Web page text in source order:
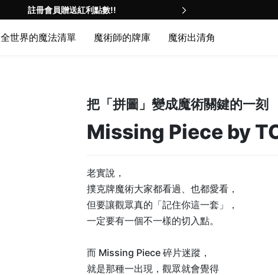
註冊會員贈送紅利點數!!
全世界的魔法清單 魔術師的牌庫 魔術出清角
把「拼圖」變成魔術關鍵的一刻
Missing Piece by
老實說，
撲克牌魔術大家都看過、也都愛看，
但要讓觀眾真的「記住你這一套」，
一定要有一個不一樣的切入點。
而 Missing Piece 碎片迷蹤，
就是那種一出現，觀眾就會覺得